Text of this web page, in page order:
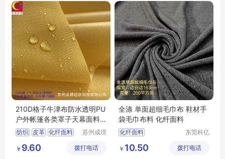
210D格子牛津布防水透明PU
户外帐篷各类罩子天幕面料2
10D牛津布
纺织 皮革 化纤面料
苏州成璟
有限公司
￥ 9.60 拨打电话
全涤 单面超细毛巾布 鞋材手
袋毛巾布料 化纤面料
化纤面料
东莞科亿
公司
￥ 10.50 拨打电话